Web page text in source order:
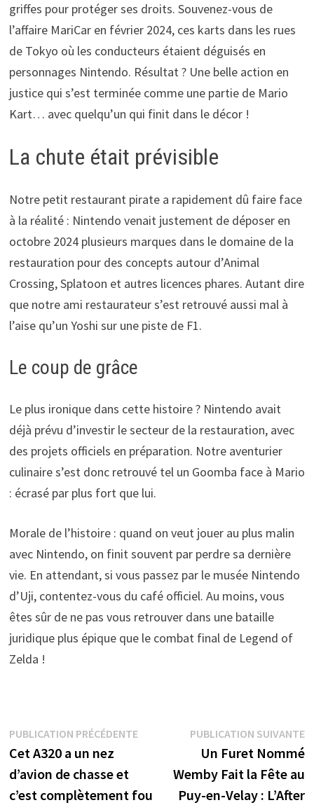
griffes pour protéger ses droits. Souvenez-vous de
l’affaire MariCar en février 2024, ces karts dans les rues
de Tokyo où les conducteurs étaient déguisés en
personnages Nintendo. Résultat ? Une belle action en
justice qui s’est terminée comme une partie de Mario
Kart… avec quelqu’un qui finit dans le décor !
La chute était prévisible
Notre petit restaurant pirate a rapidement dû faire face
à la réalité : Nintendo venait justement de déposer en
octobre 2024 plusieurs marques dans le domaine de la
restauration pour des concepts autour d’Animal
Crossing, Splatoon et autres licences phares. Autant dire
que notre ami restaurateur s’est retrouvé aussi mal à
l’aise qu’un Yoshi sur une piste de F1.
Le coup de grâce
Le plus ironique dans cette histoire ? Nintendo avait
déjà prévu d’investir le secteur de la restauration, avec
des projets officiels en préparation. Notre aventurier
culinaire s’est donc retrouvé tel un Goomba face à Mario
: écrasé par plus fort que lui.
Morale de l’histoire : quand on veut jouer au plus malin
avec Nintendo, on finit souvent par perdre sa dernière
vie. En attendant, si vous passez par le musée Nintendo
d’Uji, contentez-vous du café officiel. Au moins, vous
êtes sûr de ne pas vous retrouver dans une bataille
juridique plus épique que le combat final de Legend of
Zelda !
Navigation
de
l’article
PUBLICATION PRÉCÉDENTEPublication
précédente :
Cet A320 a un nez
d’avion de chasse et
c’est complètement fou
PUBLICATION SUIVANTE
Un Furet Nommé
Wemby Fait la Fête au
Puy-en-Velay : L’After